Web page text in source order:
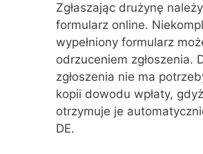
Zgłaszając drużynę
formularz online.
wypełniony formularz
odrzuceniem zgłoszenia.
zgłoszenia nie ma
kopii dowodu wpłaty,
otrzymuje je
DE.